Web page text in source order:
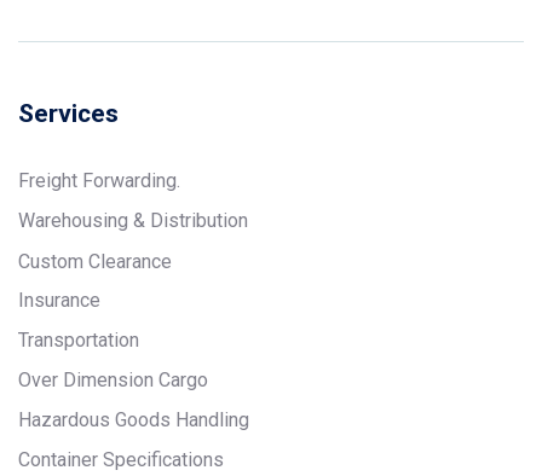
Services
Freight Forwarding.
Warehousing & Distribution
Custom Clearance
Insurance
Transportation
Over Dimension Cargo
Hazardous Goods Handling
Container Specifications